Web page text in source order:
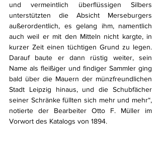
und vermeintlich überflüssigen Silbers
unterstützten die Absicht Merseburgers
außerordentlich, es gelang ihm, namentlich
auch weil er mit den Mitteln nicht kargte, in
kurzer Zeit einen tüchtigen Grund zu legen.
Darauf baute er dann rüstig weiter, sein
Name als fleißiger und findiger Sammler ging
bald über die Mauern der münzfreundlichen
Stadt Leipzig hinaus, und die Schubfächer
seiner Schränke füllten sich mehr und mehr“,
notierte der Bearbeiter Otto F. Müller im
Vorwort des Katalogs von 1894.